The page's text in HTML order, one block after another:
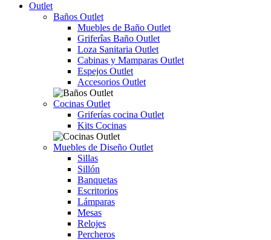
Outlet
Baños Outlet
Muebles de Baño Outlet
Griferîas Baño Outlet
Loza Sanitaria Outlet
Cabinas y Mamparas Outlet
Espejos Outlet
Accesorios Outlet
Cocinas Outlet
Griferías cocina Outlet
Kits Cocinas
Muebles de Diseño Outlet
Sillas
Sillón
Banquetas
Escritorios
Lámparas
Mesas
Relojes
Percheros